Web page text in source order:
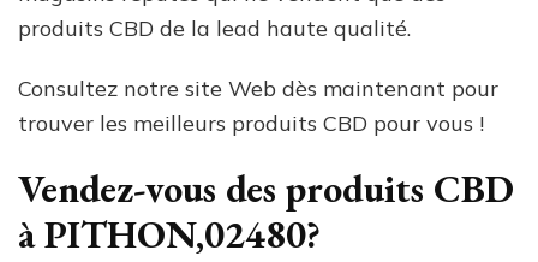
produits CBD de la lead haute qualité.
Consultez notre site Web dès maintenant pour
trouver les meilleurs produits CBD pour vous !
Vendez-vous des produits CBD
à PITHON,02480?